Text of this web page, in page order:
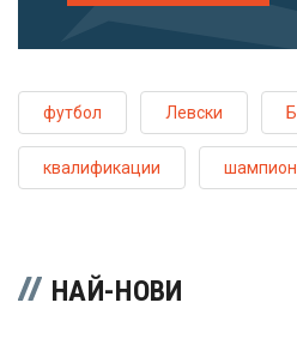
футбол Левски
квалификации
НАЙ-НОВИ